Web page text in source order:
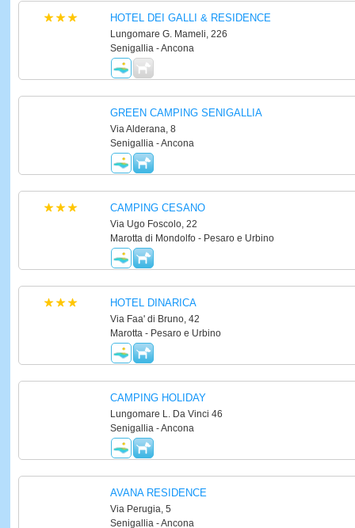
HOTEL DEI GALLI & RESIDENCE
Lungomare G. Mameli, 226
Senigallia - Ancona
GREEN CAMPING SENIGALLIA
Via Alderana, 8
Senigallia - Ancona
CAMPING CESANO
Via Ugo Foscolo, 22
Marotta di Mondolfo - Pesaro e Urbino
HOTEL DINARICA
Via Faa' di Bruno, 42
Marotta - Pesaro e Urbino
CAMPING HOLIDAY
Lungomare L. Da Vinci 46
Senigallia - Ancona
AVANA RESIDENCE
Via Perugia, 5
Senigallia - Ancona